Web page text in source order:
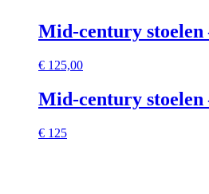
Mid-century stoelen
€ 125,00
Mid-century stoelen
€ 125